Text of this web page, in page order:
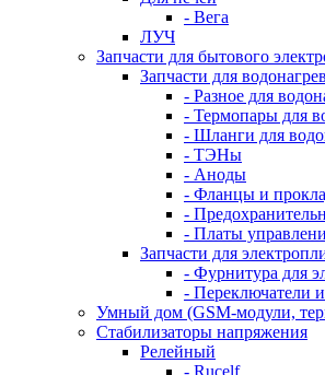
- Вега
ЛУЧ
Запчасти для бытового
Запчасти для
- Разное для
- Термопары для
- Шланги для
- ТЭНы
- Аноды
- Фланцы и
-
- Платы
Запчасти для
- Фурнитура для
- Переключатели
Умный дом (GSM-модули,
Cтабилизаторы напряжения
Релейный
- Rucelf